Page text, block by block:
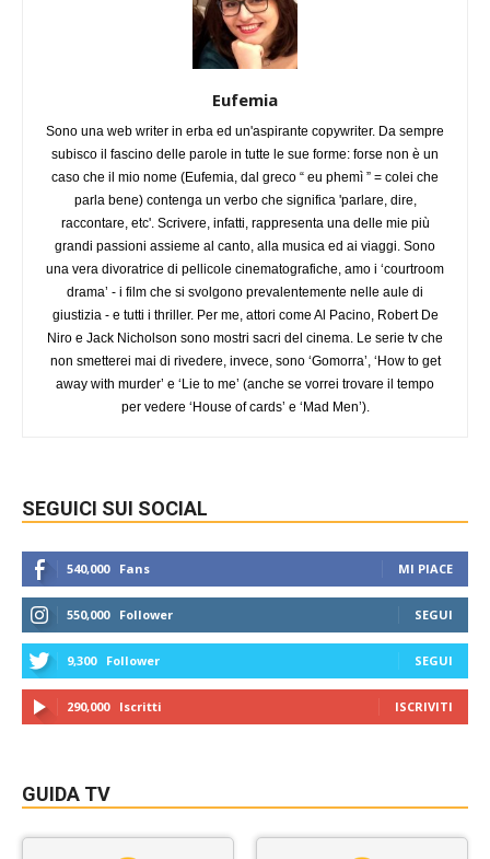
Eufemia
Sono una web writer in erba ed un'aspirante copywriter. Da sempre
subisco il fascino delle parole in tutte le sue forme: forse non è un
caso che il mio nome (Eufemia, dal greco “ eu phemì ” = colei che
parla bene) contenga un verbo che significa 'parlare, dire,
raccontare, etc'. Scrivere, infatti, rappresenta una delle mie più
grandi passioni assieme al canto, alla musica ed ai viaggi. Sono
una vera divoratrice di pellicole cinematografiche, amo i ‘courtroom
drama’ - i film che si svolgono prevalentemente nelle aule di
giustizia - e tutti i thriller. Per me, attori come Al Pacino, Robert De
Niro e Jack Nicholson sono mostri sacri del cinema. Le serie tv che
non smetterei mai di rivedere, invece, sono ‘Gomorra’, ‘How to get
away with murder’ e ‘Lie to me’ (anche se vorrei trovare il tempo
per vedere ‘House of cards’ e ‘Mad Men’).
SEGUICI SUI SOCIAL
540,000 Fans MI PIACE
550,000 Follower SEGUI
9,300 Follower SEGUI
290,000 Iscritti ISCRIVITI
GUIDA TV